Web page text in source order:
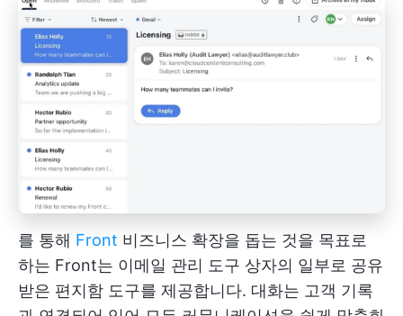
를 통해 Front 비즈니스 확장을 돕는 것을 목표로
하는 Front는 이메일 관리 도구 상자의 일부로 공유
받은 편지함 도구를 제공합니다. 대화는 고객 기록